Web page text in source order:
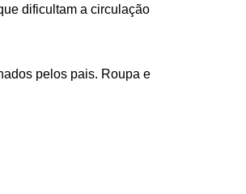
dificultam a circulação
pelos pais. Roupa e